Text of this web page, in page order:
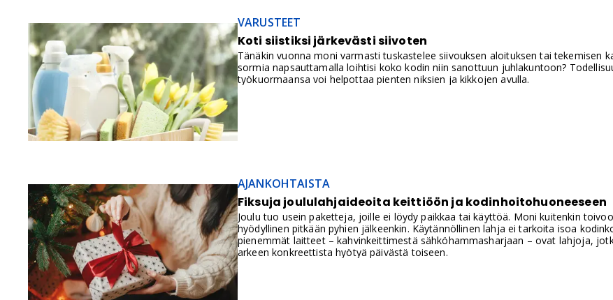
VARUSTEET
Koti siistiksi järkevästi siivoten
Tänäkin vuonna moni varmasti tuskastelee siivouksen aloituksen tai tekemisen
sormia napsauttamalla loihtisi koko kodin niin sanottuun juhlakuntoon?
työkuormaansa voi helpottaa pienten niksien ja kikkojen avulla.
AJANKOHTAISTA
Fiksuja joululahjaideoita keittiöön ja kodinhoitohuoneeseen
Joulu tuo usein paketteja, joille ei löydy paikkaa tai käyttöä. Moni kuitenkin
hyödyllinen pitkään pyhien jälkeenkin. Käytännöllinen lahja ei tarkoita isoa
pienemmät laitteet – kahvinkeittimestä sähköhammasharjaan – ovat lahjoja,
arkeen konkreettista hyötyä päivästä toiseen.